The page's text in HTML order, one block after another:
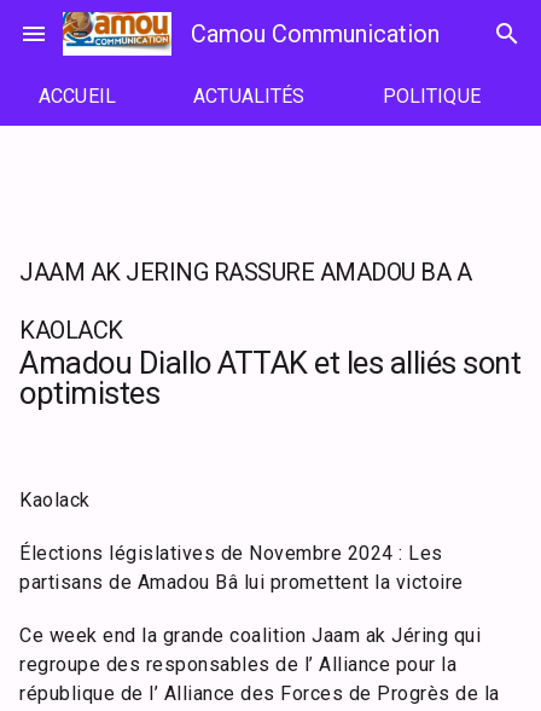
menu Camou Communication search
ACCUEIL ACTUALITÉS POLITIQUE
JAAM AK JERING RASSURE AMADOU BA A
KAOLACK
Amadou Diallo ATTAK et les alliés sont
optimistes
Kaolack
Élections législatives de Novembre 2024 : Les
partisans de Amadou Bâ lui promettent la victoire
Ce week end la grande coalition Jaam ak Jéring qui
regroupe des responsables de l’ Alliance pour la
république de l’ Alliance des Forces de Progrès de la